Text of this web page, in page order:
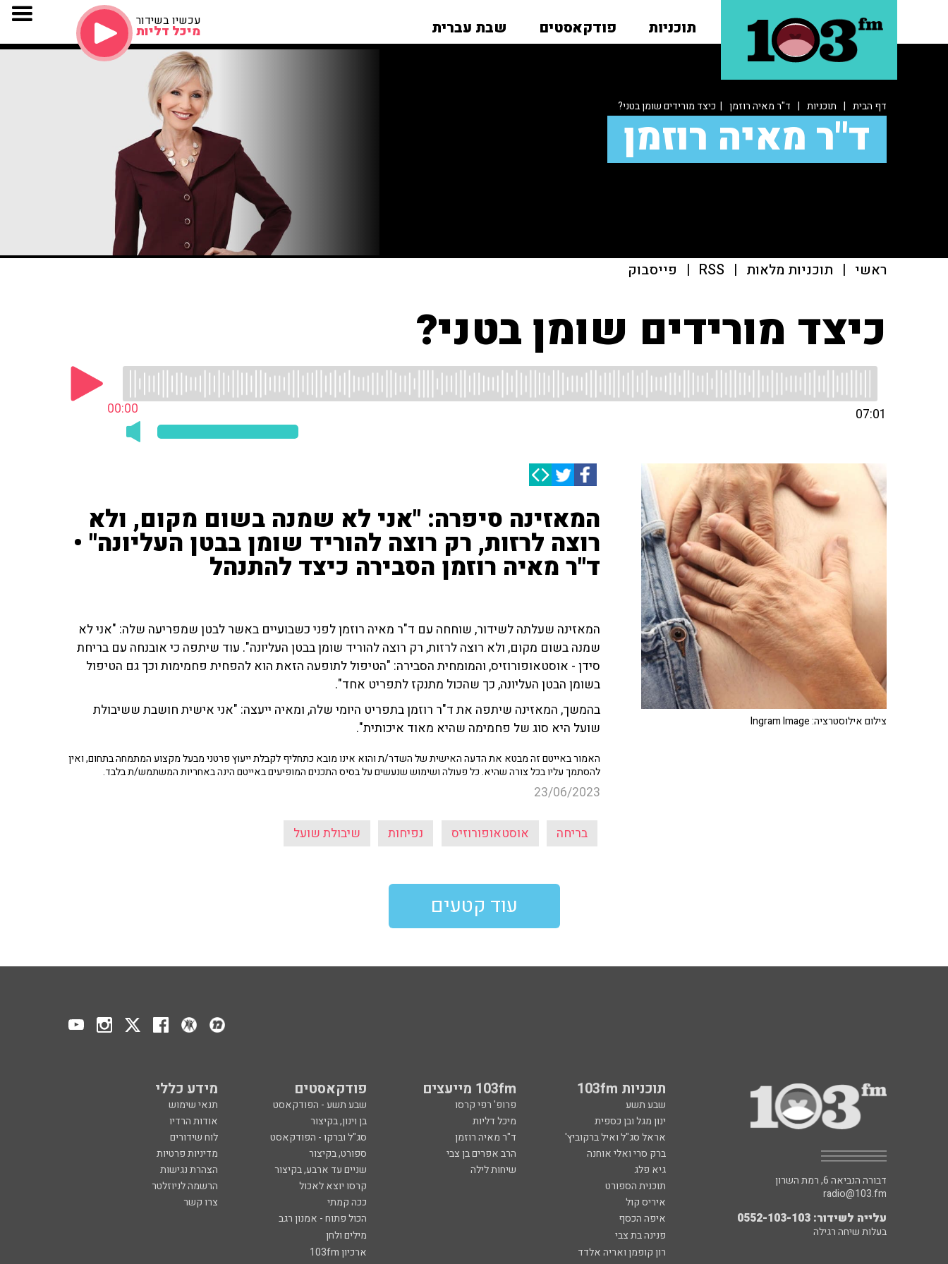
תוכניות פודקאסטים שבת עברית עכשיו בשידור
מיכל דליות
דף הבית | תוכניות | ד"ר מאיה רוזמן | כיצד מורידים שומן בטני?
ד"ר מאיה רוזמן
ראשי | תוכניות מלאות |
RSS
| פייסבוק
כיצד מורידים שומן בטני?
00:00 07:01
המאזינה סיפרה: "אני לא שמנה בשום מקום, ולא
רוצה לרזות, רק רוצה להוריד שומן בבטן העליונה" •
ד"ר מאיה רוזמן הסבירה כיצד להתנהל
המאזינה שעלתה לשידור, שוחחה עם ד"ר מאיה רוזמן לפני כשבועיים באשר לבטן שמפריעה שלה: "אני לא
שמנה בשום מקום, ולא רוצה לרזות, רק רוצה להוריד שומן בבטן העליונה". עוד שיתפה כי אובנחה עם בריחת
סידן - אוסטאופורוזיס, והמומחית הסבירה: "הטיפול לתופעה הזאת הוא להפחית פחמימות וכך גם הטיפול
בשומן הבטן העליונה, כך שהכול מתנקז לתפריט אחד".
בהמשך, המאזינה שיתפה את ד"ר רוזמן בתפריט היומי שלה, ומאיה ייעצה: "אני אישית חושבת ששיבולת
שועל היא סוג של פחמימה שהיא מאוד איכותית".
האמור באייטם זה מבטא את הדעה האישית של השדר/ת והוא אינו מובא כתחליף לקבלת ייעוץ פרטני מבעל מקצוע המתמחה בתחום, ואין
להסתמך עליו בכל צורה שהיא. כל פעולה ושימוש שנעשים על בסיס התכנים המופיעים באייטם הינה באחריות המשתמש/ת בלבד.
23/06/2023
בריחה אוסטאופורוזיס נפיחות שיבולת שועל
צילום אילוסטרציה: Ingram Image
עוד קטעים
תוכניות 103fm 103fm מייעצים פודקאסטים מידע כללי
שבע תשע פרופ' רפי קרסו שבע תשע - הפודקאסט
תנאי שימוש
ינון מגל ובן כספית
מיכל דליות בן וינון, בקיצור
אודות הרדיו
אראל סג"ל ואיל ברקוביץ'
ד"ר מאיה רוזמן סג"ל וברקו - הפודקאסט
לוח שידורים
ברק סרי ואלי אוחנה
הרב אפרים בן צבי ספורט, בקיצור
מדיניות פרטיות
גיא פלג
שיחות לילה שניים עד ארבע, בקיצור
הצהרת נגישות
תוכנית הספורט
קרסו יוצא לאכול
הרשמה לניוזלטר
איריס קול
ככה קמתי
צרו קשר
איפה הכסף
הכול פתוח - אמנון רגב
פנינה בת צבי
מילים ולחן
רון קופמן ואריה אלדד
ארכיון 103fm
דבורה הנביאה 6, רמת השרון
radio@103.fm
עלייה לשידור: 0552-103-103
בעלות שיחה רגילה